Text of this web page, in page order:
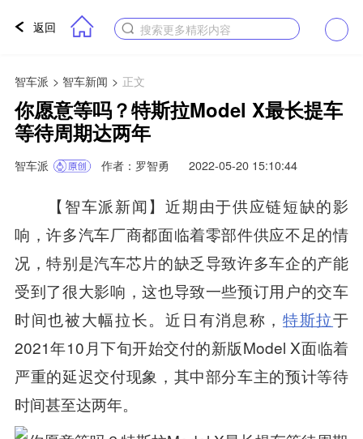
返回 搜索更多精彩内容
智车派 > 智车新闻 > 正文
你愿意等吗？特斯拉Model X最长提车
等待周期达两年
智车派 作者：罗智勇 2022-05-20 15:10:44
【智车派新闻】近期由于供应链短缺的影
响，许多汽车厂商都面临着零部件供应不足的情
况，特别是汽车芯片的缺乏导致许多车企的产能
受到了很大影响，这也导致一些预订用户的交车
时间也被大幅拉长。近日有消息称，特斯拉于
2021年10月下旬开始交付的新版Model X面临着
严重的延迟交付现象，其中部分车主的预计等待
时间甚至达两年。